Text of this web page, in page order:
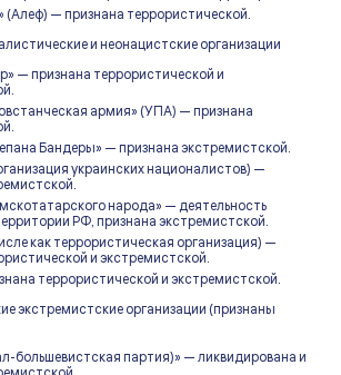
— признана террористической.
и неонацистские организации
— признана террористической и
армия» (УПА) — признана
Бандеры» — признана экстремистской.
украинских националистов) —
народа» — деятельность
РФ, признана экстремистской.
как террористическая организация) —
и экстремистской.
террористической и экстремистской.
экстремистские организации (признаны
большевистская партия)» — ликвидирована и